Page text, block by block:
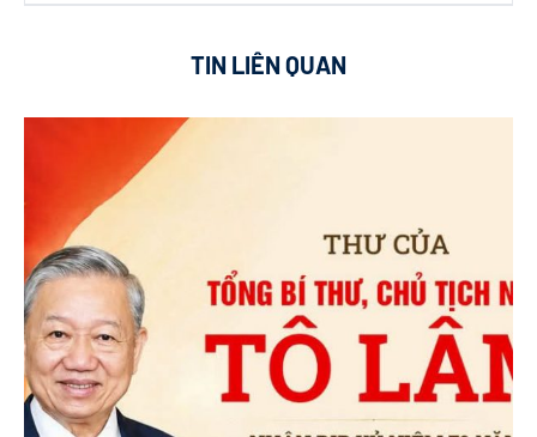
TIN LIÊN QUAN